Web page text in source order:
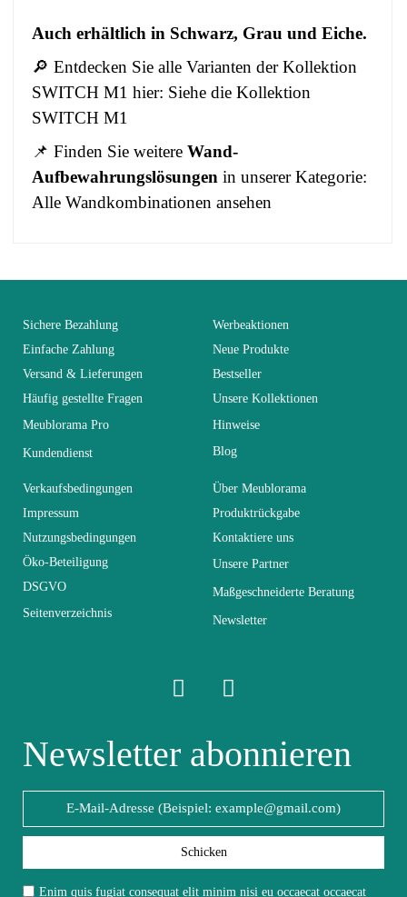
Auch erhältlich in Schwarz, Grau und Eiche.
🔎 Entdecken Sie alle Varianten der Kollektion
SWITCH M1 hier: Siehe die Kollektion
SWITCH M1
📌 Finden Sie weitere Wand-
Aufbewahrungslösungen in unserer Kategorie:
Alle Wandkombinationen ansehen
Alter Erwachsener
Kollektion SWITCH
Farben Weiß
Lieferzeiten (Anz.
Tage)
0
Abmessungen 330x180x40
Elektrisch Elektrisch
Vorstellungsgespräch
mit einem feuchten
Mikrofasertuch
Fest Fest
You Must Login To Review
Sichere Bezahlung
Einfache Zahlung
Versand & Lieferungen
Häufig gestellte Fragen
Meublorama Pro
Kundendienst
Werbeaktionen
Neue Produkte
Bestseller
Unsere Kollektionen
Hinweise
Blog
Verkaufsbedingungen
Impressum
Nutzungsbedingungen
Öko-Beteiligung
DSGVO
Seitenverzeichnis
Über Meublorama
Produktrückgabe
Kontaktiere uns
Unsere Partner
Maßgeschneiderte Beratung
Newsletter
Newsletter abonnieren
Schicken
Enim quis fugiat consequat elit minim nisi eu occaecat occaecat